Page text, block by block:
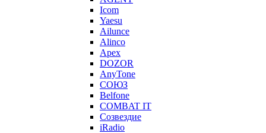
Icom
Yaesu
Ailunce
Alinco
Apex
DOZOR
AnyTone
СОЮЗ
Belfone
COMBAT IT
Созвездие
iRadio